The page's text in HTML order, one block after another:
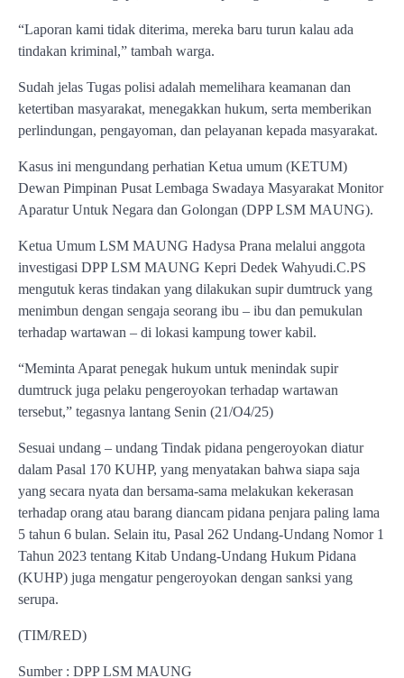
“Laporan kami tidak diterima, mereka baru turun kalau ada
tindakan kriminal,” tambah warga.
Sudah jelas Tugas polisi adalah memelihara keamanan dan
ketertiban masyarakat, menegakkan hukum, serta memberikan
perlindungan, pengayoman, dan pelayanan kepada masyarakat.
Kasus ini mengundang perhatian Ketua umum (KETUM)
Dewan Pimpinan Pusat Lembaga Swadaya Masyarakat Monitor
Aparatur Untuk Negara dan Golongan (DPP LSM MAUNG).
Ketua Umum LSM MAUNG Hadysa Prana melalui anggota
investigasi DPP LSM MAUNG Kepri Dedek Wahyudi.C.PS
mengutuk keras tindakan yang dilakukan supir dumtruck yang
menimbun dengan sengaja seorang ibu – ibu dan pemukulan
terhadap wartawan – di lokasi kampung tower kabil.
“Meminta Aparat penegak hukum untuk menindak supir
dumtruck juga pelaku pengeroyokan terhadap wartawan
tersebut,” tegasnya lantang Senin (21/O4/25)
Sesuai undang – undang Tindak pidana pengeroyokan diatur
dalam Pasal 170 KUHP, yang menyatakan bahwa siapa saja
yang secara nyata dan bersama-sama melakukan kekerasan
terhadap orang atau barang diancam pidana penjara paling lama
5 tahun 6 bulan. Selain itu, Pasal 262 Undang-Undang Nomor 1
Tahun 2023 tentang Kitab Undang-Undang Hukum Pidana
(KUHP) juga mengatur pengeroyokan dengan sanksi yang
serupa.
(TIM/RED)
Sumber : DPP LSM MAUNG